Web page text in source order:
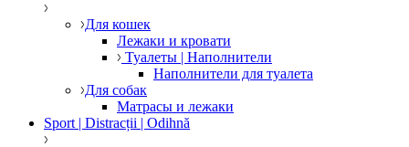
Для кошек
Лежаки и кровати
Туалеты | Наполнители
Наполнители для туалета
Для собак
Матрасы и лежаки
Sport | Distracții | Odihnă